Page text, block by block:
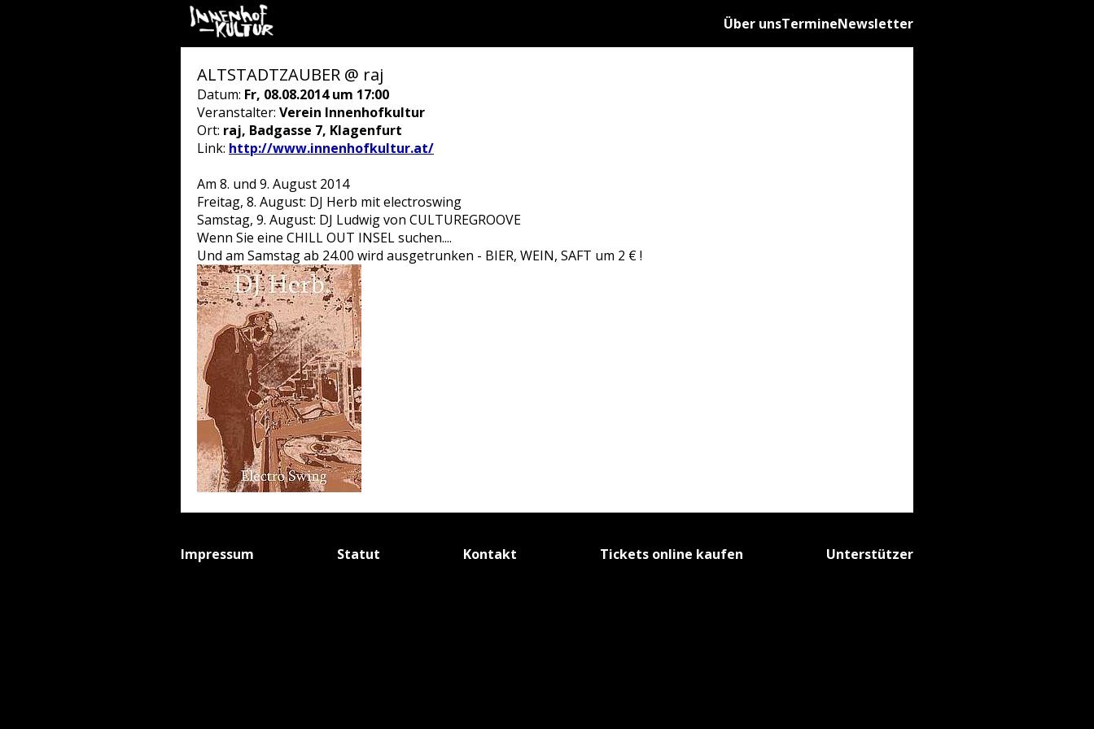
Über unsTermineNewsletter
ALTSTADTZAUBER @ raj
Datum: Fr, 08.08.2014 um 17:00
Veranstalter: Verein Innenhofkultur
Ort: raj, Badgasse 7, Klagenfurt
Link: http://www.innenhofkultur.at/
Am 8. und 9. August 2014
Freitag, 8. August: DJ Herb mit electroswing
Samstag, 9. August: DJ Ludwig von CULTUREGROOVE
Wenn Sie eine CHILL OUT INSEL suchen....
Und am Samstag ab 24.00 wird ausgetrunken - BIER, WEIN, SAFT um 2 € !
Impressum Statut Kontakt Tickets online kaufen Unterstützer